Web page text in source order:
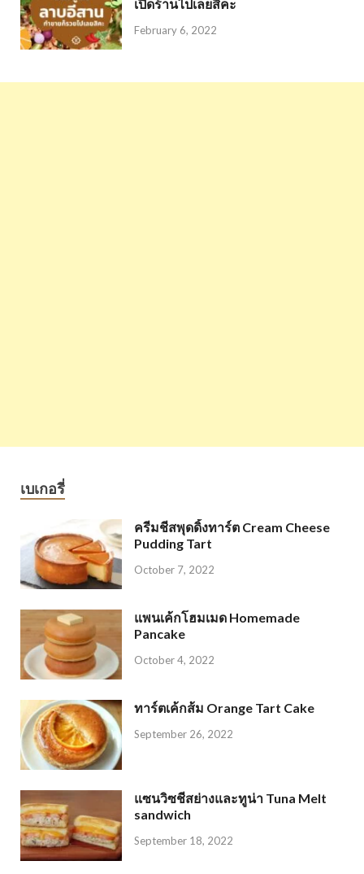
เปิดร้านไปเลยสิคะ
February 6, 2022
เบเกอรี่
ครีมชีสพุดดิ้งทาร์ต Cream Cheese
Pudding Tart
October 7, 2022
แพนเค้กโฮมเมด Homemade
Pancake
October 4, 2022
ทาร์ตเค้กส้ม Orange Tart Cake
September 26, 2022
แซนวิซชีสย่างและทูน่า Tuna Melt
sandwich
September 18, 2022